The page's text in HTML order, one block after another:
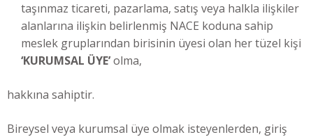
taşınmaz ticareti, pazarlama, satış veya halkla ilişkiler
alanlarına ilişkin belirlenmiş NACE koduna sahip
meslek gruplarından birisinin üyesi olan her tüzel kişi
‘KURUMSAL ÜYE’olma,
hakkına sahiptir.
Bireysel veya kurumsal üye olmak isteyenlerden, giriş